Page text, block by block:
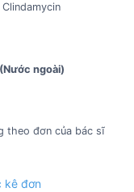
ngoài)
theo đơn của bác sĩ
kê đơn